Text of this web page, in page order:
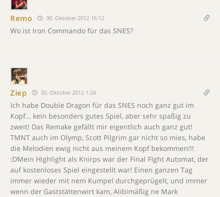
Remo 30. Oktober 2012 16:12
Wo ist Iron Commando für das SNES?
Ziep 30. Oktober 2012 1:24
Ich habe Double Dragon für das SNES noch ganz gut im
Kopf… kein besonders gutes Spiel, aber sehr spaßig zu
zweit! Das Remake gefällt mir eigentlich auch ganz gut!
TMNT auch im Olymp, Scott Pilgrim gar nicht so mies, habe
die Melodien ewig nicht aus meinem Kopf bekommen!!!
:DMein Highlight als Knirps war der Final FIght Automat, der
auf kostenloses Spiel eingestellt war! Einen ganzen Tag
immer wieder mit nem Kumpel durchgeprügelt, und immer
wenn der Gaststättenwirt kam, Alibimäßig ne Mark